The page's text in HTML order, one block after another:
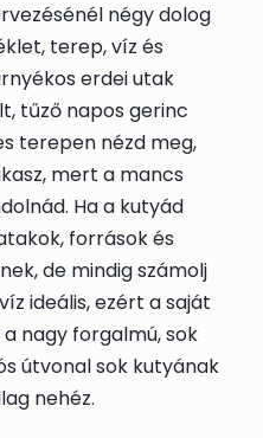
négy dolog
terep, víz és
erdei utak
tűző napos gerinc
terepen nézd meg,
mert a mancs
Ha a kutyád
források és
de mindig számolj
ideális, ezért a saját
nagy forgalmú, sok
útvonal sok kutyának
nehéz.